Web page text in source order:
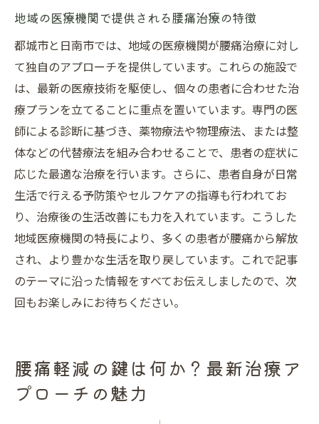
地域の医療機関で提供される腰痛治療の特徴
都城市と日南市では、地域の医療機関が腰痛治療に対し
て独自のアプローチを提供しています。これらの施設で
は、最新の医療技術を駆使し、個々の患者に合わせた治
療プランを立てることに重点を置いています。専門の医
師による診断に基づき、薬物療法や物理療法、または整
体などの代替療法を組み合わせることで、患者の症状に
応じた最適な治療を行います。さらに、患者自身が日常
生活で行える予防策やセルフケアの指導も行われてお
り、治療後の生活改善にも力を入れています。こうした
地域医療機関の特長により、多くの患者が腰痛から解放
され、より豊かな生活を取り戻しています。これで記事
のテーマに沿った情報をすべてお伝えしましたので、次
回もお楽しみにお待ちください。
腰痛軽減の鍵は何か？最新治療ア
プローチの魅力